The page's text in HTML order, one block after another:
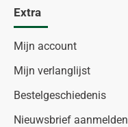
Extra
Mijn account
Mijn verlanglijst
Bestelgeschiedenis
Nieuwsbrief aanmelden